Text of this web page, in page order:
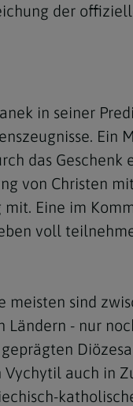
der
in seiner
Ein
das Geschenk
von Christen
Eine im
voll
sind
Ländern - nur
auch in